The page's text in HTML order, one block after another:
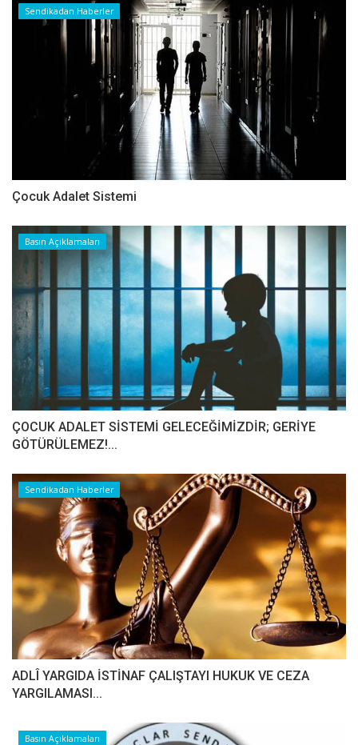
Sendikadan Haberler
Çocuk Adalet Sistemi
Basın Açıklamaları
ÇOCUK ADALET SİSTEMİ GELECEĞİMİZDİR; GERİYE
GÖTÜRÜLEMEZ!...
Sendikadan Haberler
ADLÎ YARGIDA İSTİNAF ÇALIŞTAYI HUKUK VE CEZA
YARGILAMASI...
Basın Açıklamaları